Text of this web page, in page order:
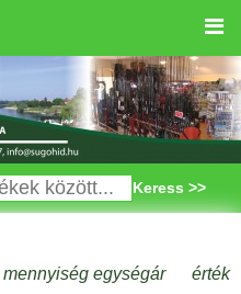
Keress >>
mennyiség egységár érték